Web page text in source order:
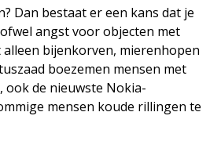
Dan bestaat er een kans dat je
angst voor objecten met
alleen bijenkorven, mierenhopen
boezemen mensen met
de nieuwste Nokia-
mensen koude rillingen te